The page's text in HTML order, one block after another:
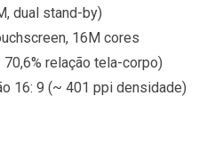
dual stand-by)
16M cores
relação tela-corpo)
16: 9 (~ 401 ppi densidade)